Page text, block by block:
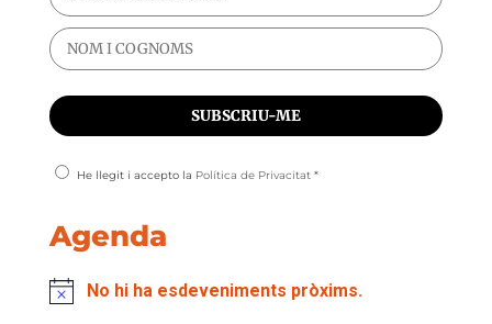
He llegit i accepto la Política de Privacitat *
Agenda
No hi ha esdeveniments pròxims.